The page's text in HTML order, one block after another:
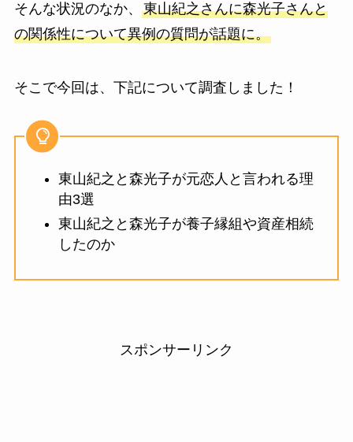
そんな状況のなか、 東山紀之さんに森光子さんと
の関係性について異例の質問が話題に。
そこで今回は、下記について調査しました！
東山紀之と森光子が元恋人と言われる理
由3選
東山紀之と森光子が養子縁組や資産相続
したのか
スポンサーリンク